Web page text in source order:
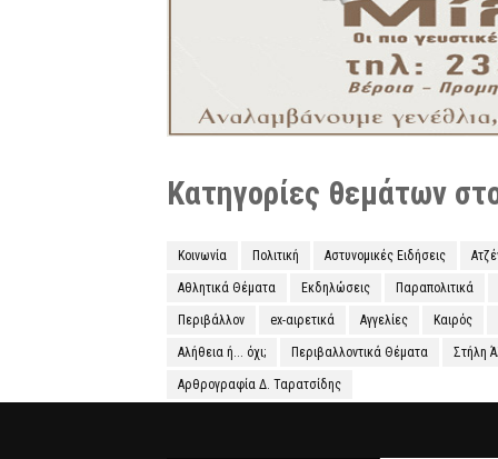
Κατηγορίες θεμάτων
Κοινωνία Πολιτική Αστυνομικές Ειδήσεις
Αθλητικά Θέματα Εκδηλώσεις Παραπολιτικά
Περιβάλλον ex-αιρετικά Αγγελίες Καιρός
Αλήθεια ή... όχι; Περιβαλλοντικά Θέματα Στήλη
Αρθρογραφία Δ. Ταρατσίδης